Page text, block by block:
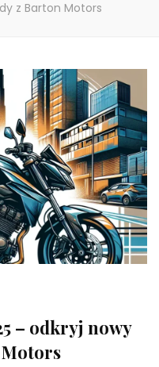
z Barton Motors
– odkryj nowy